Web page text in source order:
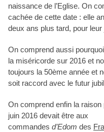
naissance de l’Eglise. On
cachée de cette date : elle
deux ans plus tard, pour leur
On comprend aussi
la miséricorde sur 2016 et
toujours la 50ème année et
soit raccord avec le futur
On comprend enfin la
juin 2016 devait être aux
commandes d’Edom des